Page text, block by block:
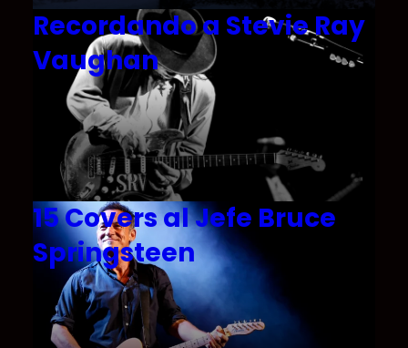
Recordando a Stevie Ray
Vaughan
15 Covers al Jefe Bruce
Springsteen